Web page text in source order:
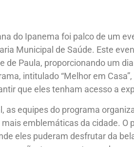
do Ipanema foi palco de um
Municipal de Saúde. Este
de Paula, proporcionando um
intitulado “Melhor em
que eles tenham acesso a
as equipes do programa
emblemáticas da cidade. O
eles puderam desfrutar da